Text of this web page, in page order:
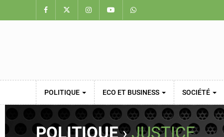
POLITIQUE ECO ET BUSINESS SOCIÉTÉ
POLITIQUE›JUSTICE